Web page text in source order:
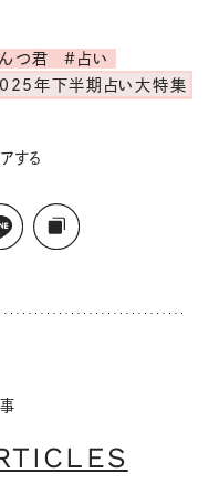
つ君
#占い
年下半期占い大特集
する